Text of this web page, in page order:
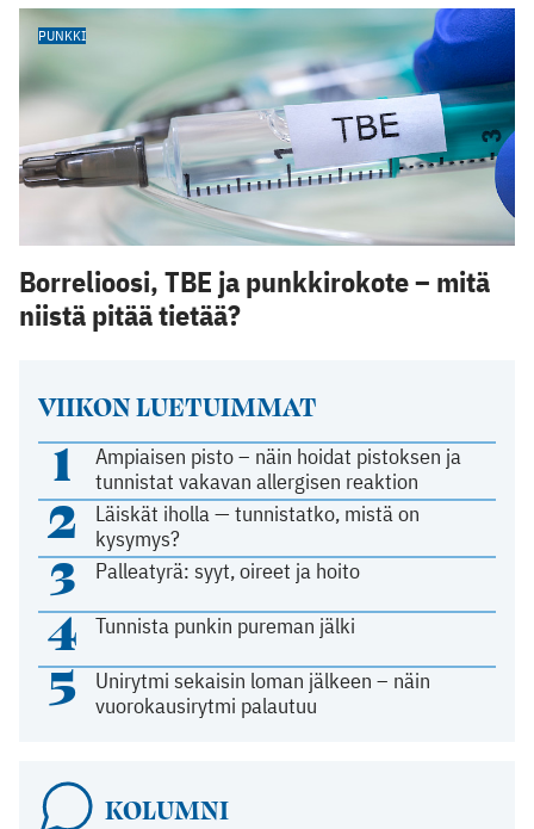
VIIKON LUETUIMMAT
1
Ampiaisen pisto – näin hoidat pistoksen ja
tunnistat vakavan allergisen reaktion
2
Läiskät iholla — tunnistatko, mistä on
kysymys?
3 Palleatyrä: syyt, oireet ja hoito
4 Tunnista punkin pureman jälki
5
Unirytmi sekaisin loman jälkeen – näin
vuorokausirytmi palautuu
KOLUMNI
PUNKKI
Borrelioosi, TBE ja punkkirokote – mitä
niistä pitää tietää?